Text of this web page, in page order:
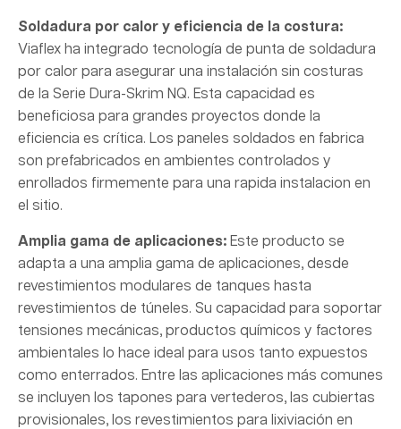
Soldadura por calor y eficiencia de la costura:
Viaflex ha integrado tecnología de punta de soldadura
por calor para asegurar una instalación sin costuras
de la Serie Dura-Skrim NQ. Esta capacidad es
beneficiosa para grandes proyectos donde la
eficiencia es crítica. Los paneles soldados en fabrica
son prefabricados en ambientes controlados y
enrollados firmemente para una rapida instalacion en
el sitio.
Amplia gama de aplicaciones: Este producto se
adapta a una amplia gama de aplicaciones, desde
revestimientos modulares de tanques hasta
revestimientos de túneles. Su capacidad para soportar
tensiones mecánicas, productos químicos y factores
ambientales lo hace ideal para usos tanto expuestos
como enterrados. Entre las aplicaciones más comunes
se incluyen los tapones para vertederos, las cubiertas
provisionales, los revestimientos para lixiviación en